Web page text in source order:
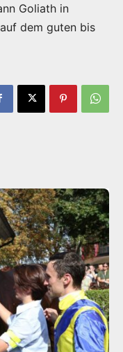
Goliath in
dem guten bis